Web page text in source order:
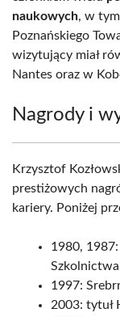
naukowych, w
Poznańskiego
wizytujący miał
Nantes oraz w
Nagrody i
Krzysztof
prestiżowych
kariery. Poniżej
1980,
1997:
2003: tytuł